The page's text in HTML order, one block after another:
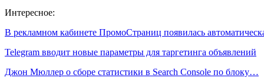
Интересное:
В рекламном кабинете ПромоСтраниц появилась
Telegram вводит новые параметры для таргетинга объявлений
Джон Мюллер о сборе статистики в Search Console по блоку…